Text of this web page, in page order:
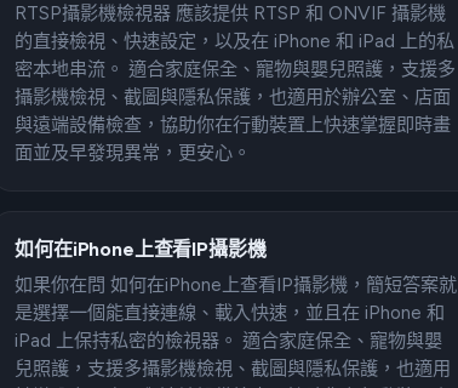
RTSP攝影機檢視器 應該提供 RTSP 和 ONVIF 攝影機
的直接檢視、快速設定，以及在 iPhone 和 iPad 上的私
密本地串流。 適合家庭保全、寵物與嬰兒照護，支援多
攝影機檢視、截圖與隱私保護，也適用於辦公室、店面
與遠端設備檢查，協助你在行動裝置上快速掌握即時畫
面並及早發現異常，更安心。
如何在iPhone上查看IP攝影機
如果你在問 如何在iPhone上查看IP攝影機，簡短答案就
是選擇一個能直接連線、載入快速，並且在 iPhone 和
iPad 上保持私密的檢視器。 適合家庭保全、寵物與嬰
兒照護，支援多攝影機檢視、截圖與隱私保護，也適用